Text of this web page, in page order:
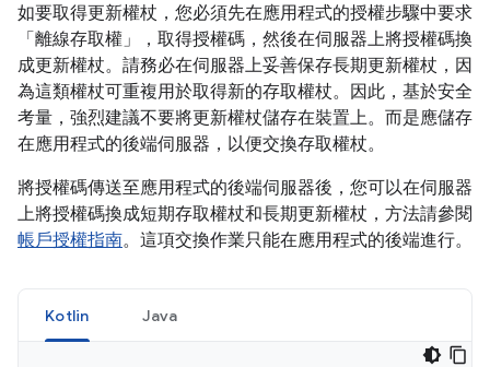
如要取得更新權杖，您必須先在應用程式的授權步驟中要求
「離線存取權」，取得授權碼，然後在伺服器上將授權碼換
成更新權杖。請務必在伺服器上妥善保存長期更新權杖，因
為這類權杖可重複用於取得新的存取權杖。因此，基於安全
考量，強烈建議不要將更新權杖儲存在裝置上。而是應儲存
在應用程式的後端伺服器，以便交換存取權杖。
將授權碼傳送至應用程式的後端伺服器後，您可以在伺服器
上將授權碼換成短期存取權杖和長期更新權杖，方法請參閱
帳戶授權指南。這項交換作業只能在應用程式的後端進行。
Kotlin Java